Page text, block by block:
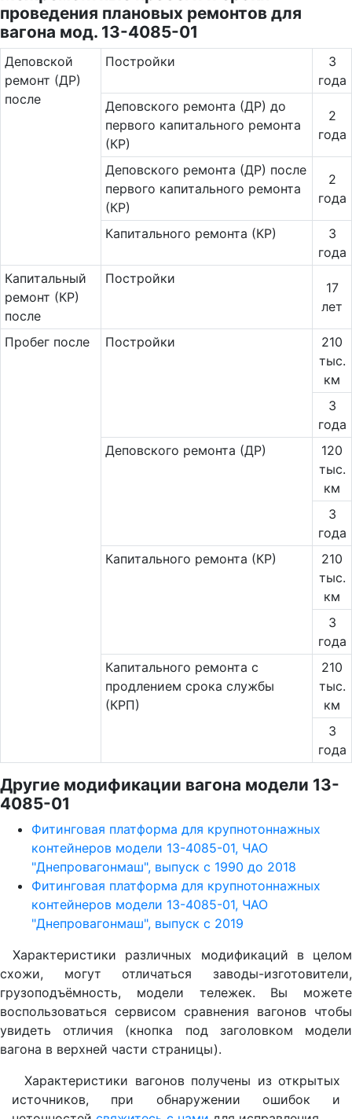
проведения плановых ремонтов для
вагона мод. 13-4085-01
Де­повс­кой
ремонт (ДР)
после
Постройки
3
года
Деповского ремонта (ДР) до
первого капитального ремонта
(КР)
2
года
Деповского ремонта (ДР) после
первого капитального ремонта
(КР)
2
года
Капитального ремонта (КР)
3
года
Ка­пи­таль­ный
ремонт (КР)
после
Постройки
17
лет
Пробег после Постройки
210
тыс.
км
3
года
Деповского ремонта (ДР)
120
тыс.
км
3
года
Капитального ремонта (КР)
210
тыс.
км
3
года
Капитального ремонта с
продлением срока службы
(КРП)
210
тыс.
км
3
года
Другие модификации вагона модели 13-
4085-01
Фитинговая платформа для крупнотоннажных
контейнеров модели 13-4085-01, ЧАО
"Днепровагонмаш", выпуск с 1990 до 2018
Фитинговая платформа для крупнотоннажных
контейнеров модели 13-4085-01, ЧАО
"Днепровагонмаш", выпуск с 2019
Характеристики различных модификаций в целом
схожи, могут отличаться заводы-изготовители,
грузоподъёмность, модели тележек. Вы можете
воспользоваться сервисом сравнения вагонов чтобы
увидеть отличия (кнопка под заголовком модели
вагона в верхней части страницы).
Характеристики вагонов получены из открытых
источников, при обнаружении ошибок и